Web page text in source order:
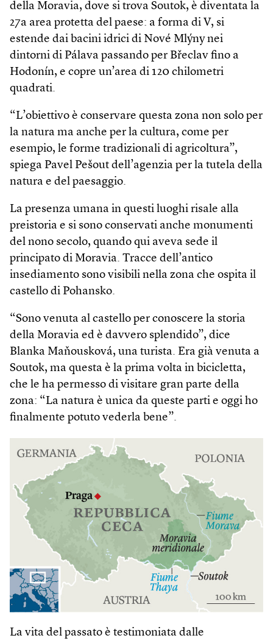
della Moravia, dove si trova Soutok, è diventata la
27a area protetta del paese: a forma di V, si
estende dai bacini idrici di Nové Mlýny nei
dintorni di Pálava passando per Břeclav fino a
Hodonín, e copre un’area di 120 chilometri
quadrati.
“L’obiettivo è conservare questa zona non solo per
la natura ma anche per la cultura, come per
esempio, le forme tradizionali di agricoltura”,
spiega Pavel Pešout dell’agenzia per la tutela della
natura e del paesaggio.
La presenza umana in questi luoghi risale alla
preistoria e si sono conservati anche monumenti
del nono secolo, quando qui aveva sede il
principato di Moravia. Tracce dell’antico
insediamento sono visibili nella zona che ospita il
castello di Pohansko.
“Sono venuta al castello per conoscere la storia
della Moravia ed è davvero splendido”, dice
Blanka Maňousková, una turista. Era già venuta a
Soutok, ma questa è la prima volta in bicicletta,
che le ha permesso di visitare gran parte della
zona: “La natura è unica da queste parti e oggi ho
finalmente potuto vederla bene”.
La vita del passato è testimoniata dalle